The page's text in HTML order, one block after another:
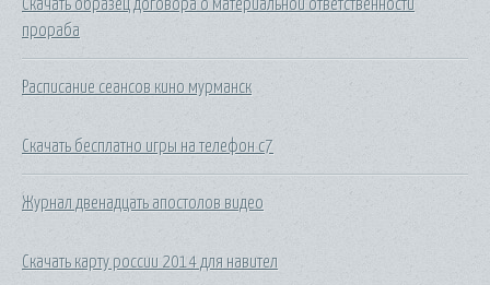
Скачать образец договора о материальной ответственности
прораба
Расписание сеансов кино мурманск
Скачать бесплатно игры на телефон с7
Журнал двенадцать апостолов видео
Скачать карту россии 2014 для навител